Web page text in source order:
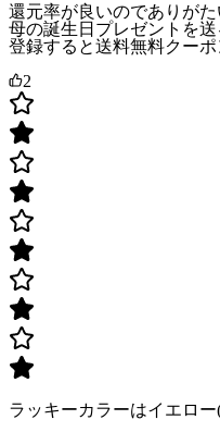
還元率が良いのでありがた
母の誕生日プレゼントを
登録すると送料無料クーポ
2
ラッキーカラーはイエロ